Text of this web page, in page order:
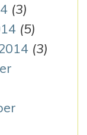
(3)
(5)
(3)